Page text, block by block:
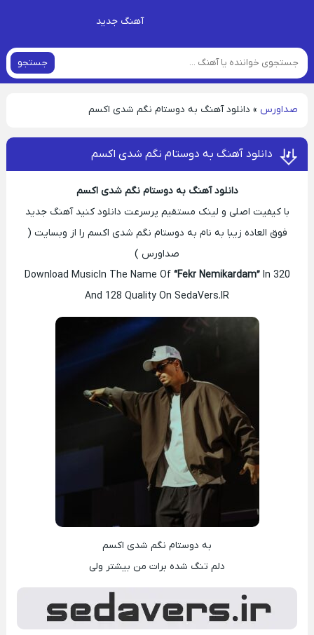
آهنگ جدید
جستجو
صداورس » دانلود آهنگ به دوستام نگم شدی اکسم
دانلود آهنگ به دوستام نگم شدی اکسم
دانلود آهنگ به دوستام نگم شدی اکسم
با کیفیت اصلی و لینک مستقیم پرسرعت دانلود کنید آهنگ جدید
فوق العاده زیبا به نام به دوستام نگم شدی اکسم را از وبسایت (
صداورس )
Download Music In The Name Of “Fekr Nemikardam”In 320
And 128 Quality On SedaVers.IR
به دوستام نگم شدی اکسم
دلم تنگ شده برات من بیشتر ولی